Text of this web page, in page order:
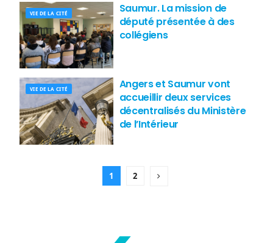
VIE DE LA CITÉ
Saumur. La mission de
député présentée à des
collégiens
VIE DE LA CITÉ
Angers et Saumur vont
accueillir deux services
décentralisés du Ministère
de l’Intérieur
1 2